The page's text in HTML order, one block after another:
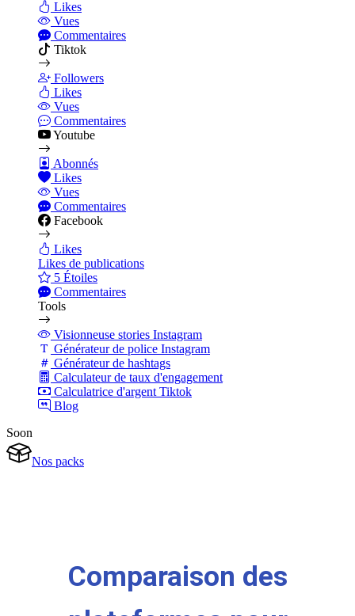
Likes
Vues
Commentaires
Tiktok
Followers
Likes
Vues
Commentaires
Youtube
Abonnés
Likes
Vues
Commentaires
Facebook
Likes
Likes de publications
5 Étoiles
Commentaires
Tools
Visionneuse stories Instagram
Générateur de police Instagram
Générateur de hashtags
Calculateur de taux d'engagement
Calculatrice d'argent Tiktok
Blog
Soon
Nos packs
Comparaison des